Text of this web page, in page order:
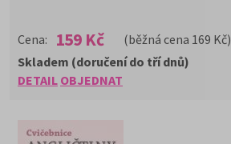
Cena: 159 Kč (běžná cena 169 Kč)
DETAIL OBJEDNAT
Skladem (doručení do tří dnů)